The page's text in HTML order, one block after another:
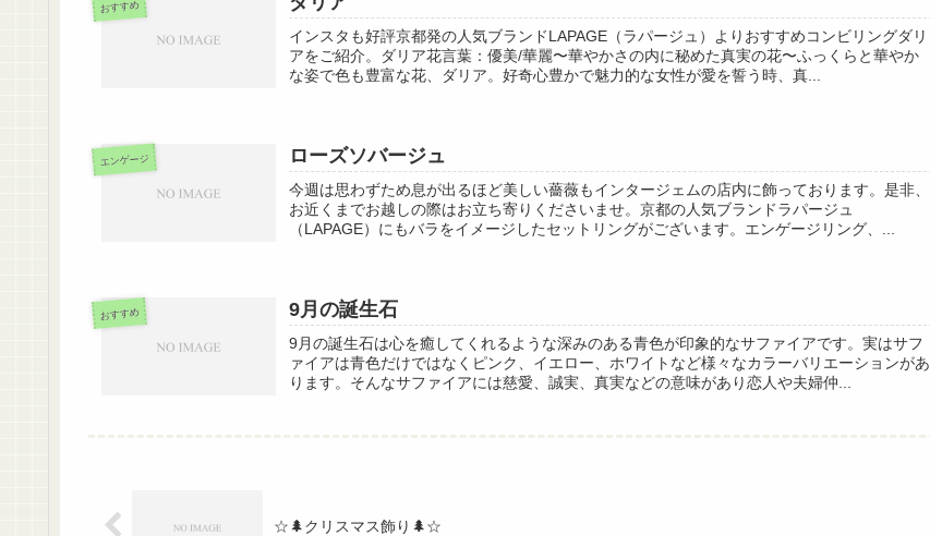
おすすめ
インスタも好評京都発の人気ブランドLAPAGE（ラパージュ）よりおすすめコンビリングダリ
アをご紹介。ダリア花言葉：優美/華麗〜華やかさの内に秘めた真実の花〜ふっくらと華やか
な姿で色も豊富な花、ダリア。好奇心豊かで魅力的な女性が愛を誓う時、真...
エンゲージ ローズソバージュ
今週は思わずため息が出るほど美しい薔薇もインタージェムの店内に飾っております。是非、
お近くまでお越しの際はお立ち寄りくださいませ。京都の人気ブランドラパージュ
（LAPAGE）にもバラをイメージしたセットリングがございます。エンゲージリング、...
おすすめ 9月の誕生石
9月の誕生石は心を癒してくれるような深みのある青色が印象的なサファイアです。実はサフ
ァイアは青色だけではなくピンク、イエロー、ホワイトなど様々なカラーバリエーションがあ
ります。そんなサファイアには慈愛、誠実、真実などの意味があり恋人や夫婦仲...
☆🌲クリスマス飾り🌲☆